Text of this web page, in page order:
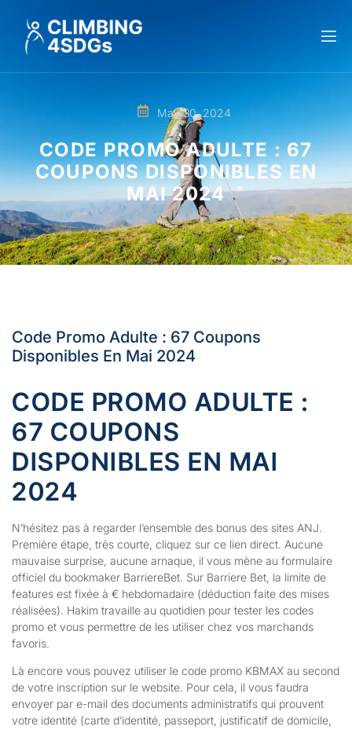
May 30, 2024
CODE PROMO ADULTE : 67
COUPONS DISPONIBLES EN
MAI 2024
Code Promo Adulte : 67 Coupons
Disponibles En Mai 2024
CODE PROMO ADULTE :
67 COUPONS
DISPONIBLES EN MAI
2024
N’hésitez pas à regarder l’ensemble des bonus des sites ANJ.
Première étape, très courte, cliquez sur ce lien direct. Aucune
mauvaise surprise, aucune arnaque, il vous mène au formulaire
officiel du bookmaker BarriereBet. Sur Barriere Bet, la limite de
features est fixée à € hebdomadaire (déduction faite des mises
réalisées). Hakim travaille au quotidien pour tester les codes
promo et vous permettre de les utiliser chez vos marchands
favoris.
Là encore vous pouvez utiliser le code promo KBMAX au second
de votre inscription sur le website. Pour cela, il vous faudra
envoyer par e-mail des documents administratifs qui prouvent
votre identité (carte d’identité, passeport, justificatif de domicile,